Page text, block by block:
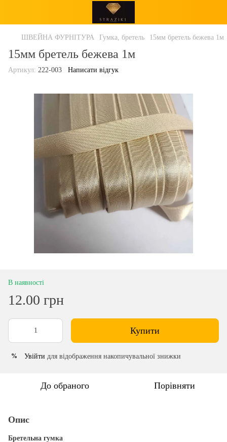
ШВЕЙНА ФУРНІТУРА Гумка, бретель 15мм бретель бежева 1м
15мм бретель бежева 1м
Артикул: 222-003 Написати відгук
В наявності
12.00 грн
Купити
% Увійти для відображення накопичувальної знижки
До обраного Порівняти
Опис
Бретельна гумка